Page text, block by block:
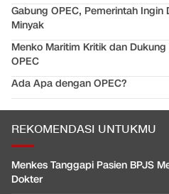
Gabung OPEC, Pemerintah Ingin
Minyak
Menko Maritim Kritik dan
OPEC
Ada Apa dengan OPEC?
REKOMENDASI UNTUKMU
Menkes Tanggapi Pasien BPJS
Dokter